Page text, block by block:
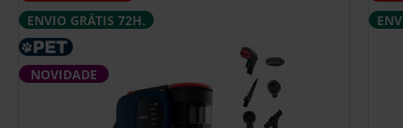
ENVIO GRÁTIS 72H.
NOVIDADE